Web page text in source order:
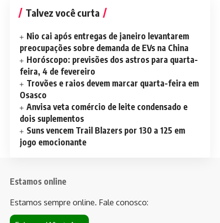
Talvez você curta
Nio cai após entregas de janeiro levantarem
preocupações sobre demanda de EVs na China
Horóscopo: previsões dos astros para quarta-
feira, 4 de fevereiro
Trovões e raios devem marcar quarta-feira em
Osasco
Anvisa veta comércio de leite condensado e
dois suplementos
Suns vencem Trail Blazers por 130 a 125 em
jogo emocionante
Estamos online
Estamos sempre online. Fale conosco: